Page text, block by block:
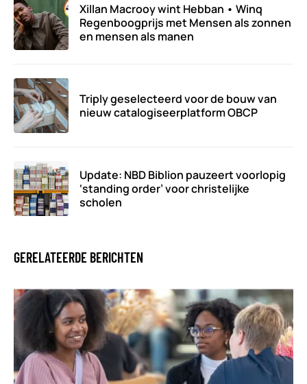
Xillan Macrooy wint Hebban • Winq
Regenboogprijs met Mensen als zonnen
en mensen als manen
Triply geselecteerd voor de bouw van
nieuw catalogiseerplatform OBCP
Update: NBD Biblion pauzeert voorlopig
‘standing order’ voor christelijke
scholen
GERELATEERDE BERICHTEN